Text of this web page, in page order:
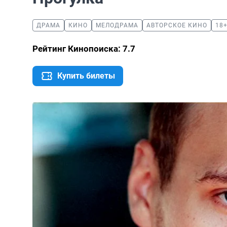
ДРАМА КИНО МЕЛОДРАМА АВТОРСКОЕ КИНО 18+
Рейтинг Кинопоиска: 7.7
Купить билеты